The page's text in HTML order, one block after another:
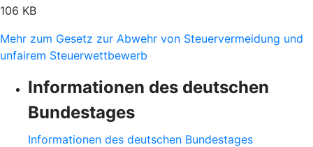
106 KB
Mehr zum Gesetz zur Abwehr von Steuervermeidung und
unfairem Steuerwettbewerb
Informationen des deutschen
Bundestages
Informationen des deutschen Bundestages